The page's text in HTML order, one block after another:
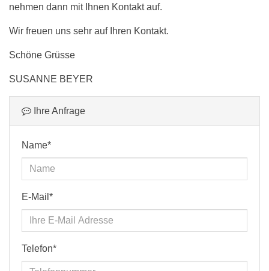
nehmen dann mit Ihnen Kontakt auf.
Wir freuen uns sehr auf Ihren Kontakt.
Schöne Grüsse
SUSANNE BEYER
Ihre Anfrage
Name*
E-Mail*
Telefon*